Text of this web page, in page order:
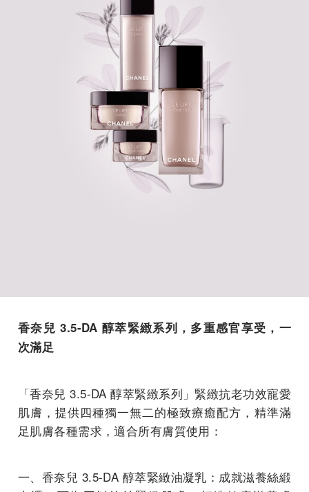
香奈兒 3.5-DA 醇萃緊緻系列，多重感官享受，一
次滿足
「香奈兒 3.5-DA 醇萃緊緻系列」緊緻抗老功效寵愛
肌膚，提供四種獨一無二的極致療癒配方，精準滿
足肌膚各種需求，適合所有膚質使用：
一、香奈兒 3.5-DA 醇萃緊緻油凝乳：成就滋養絲緞